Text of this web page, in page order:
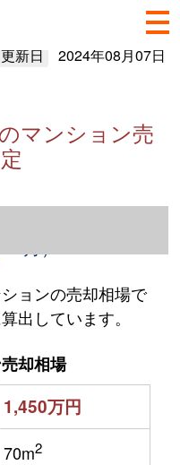
更新日 2024年08月07日
マンション売
ョンの売却相場で
出しています。
却相場
1,450万円
70m2